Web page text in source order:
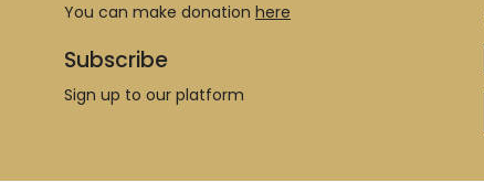
You can make donation here
Subscribe
Sign up to our platform